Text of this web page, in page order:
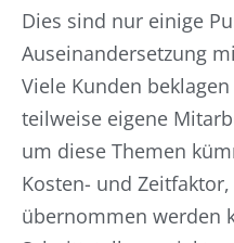
Dies sind nur einige
Auseinandersetzung
Viele Kunden
teilweise eigene
um diese Themen
Kosten- und
übernommen werden